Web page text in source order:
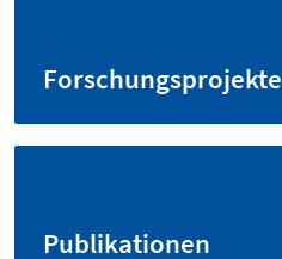
Forschungsprojekte
Publikationen